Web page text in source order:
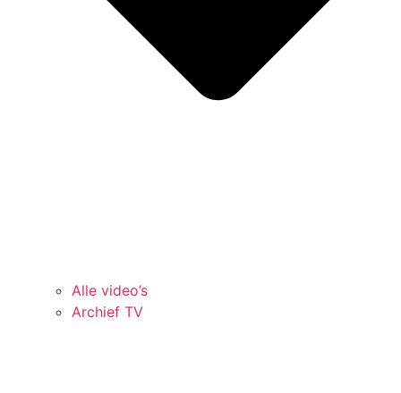
Alle video’s
Archief TV